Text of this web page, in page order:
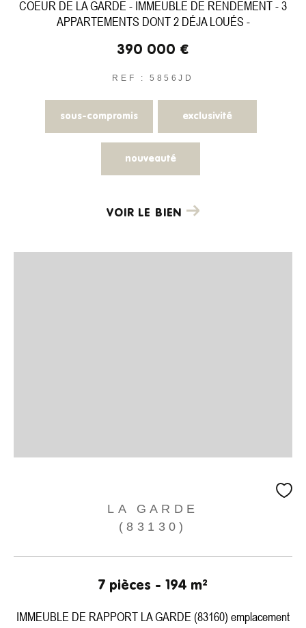
COEUR DE LA GARDE - IMMEUBLE DE RENDEMENT - 3
APPARTEMENTS DONT 2 DÉJA LOUÉS -
390 000 €
REF : 5856JD
sous-compromis exclusivité
nouveauté
VOIR LE BIEN
LA GARDE
(83130)
7 pièces - 194 m²
IMMEUBLE DE RAPPORT LA GARDE (83160) emplacement